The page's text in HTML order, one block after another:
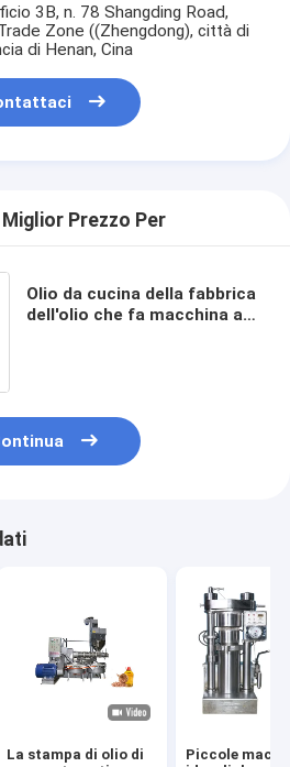
3B, n. 78 Shangding Road,
Zone ((Zhengdong), città di
di Henan, Cina
Prezzo Per
Olio da cucina della fabbrica
dell'olio che fa macchina a
La stampa di olio di
Piccole